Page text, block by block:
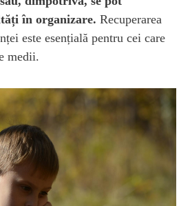
în organizare. Recuperarea
este esențială pentru cei care
medii.